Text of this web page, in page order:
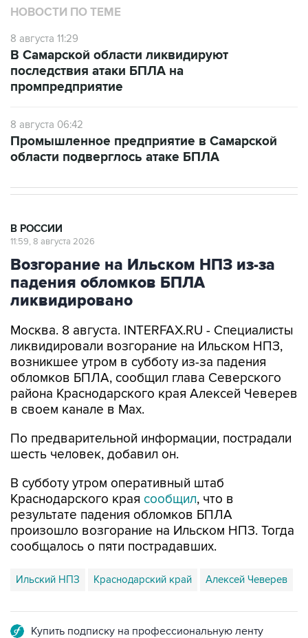
НОВОСТИ ПО ТЕМЕ
8 августа 11:29
В Самарской области ликвидируют
последствия атаки БПЛА на
промпредприятие
8 августа 06:42
Промышленное предприятие в Самарской
области подверглось атаке БПЛА
В РОССИИ
11:59, 8 августа 2026
Возгорание на Ильском НПЗ из-за
падения обломков БПЛА
ликвидировано
Москва. 8 августа. INTERFAX.RU - Специалисты
ликвидировали возгорание на Ильском НПЗ,
возникшее утром в субботу из-за падения
обломков БПЛА, сообщил глава Северского
района Краснодарского края Алексей Чеверев
в своем канале в Max.
По предварительной информации, пострадали
шесть человек, добавил он.
В субботу утром оперативный штаб
Краснодарского края сообщил, что в
результате падения обломков БПЛА
произошло возгорание на Ильском НПЗ. Тогда
сообщалось о пяти пострадавших.
Ильский НПЗ Краснодарский край Алексей Чеверев
Купить подписку на профессиональную ленту